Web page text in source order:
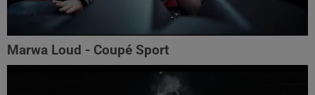
Marwa Loud - Coupé Sport